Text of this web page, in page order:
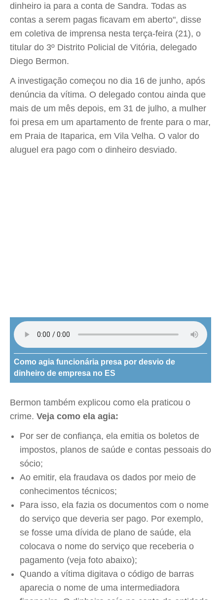
dinheiro ia para a conta de Sandra. Todas as
contas a serem pagas ficavam em aberto", disse
em coletiva de imprensa nesta terça-feira (21), o
titular do 3º Distrito Policial de Vitória, delegado
Diego Bermon.
A investigação começou no dia 16 de junho, após
denúncia da vítima. O delegado contou ainda que
mais de um mês depois, em 31 de julho, a mulher
foi presa em um apartamento de frente para o mar,
em Praia de Itaparica, em Vila Velha. O valor do
aluguel era pago com o dinheiro desviado.
Como agia funcionária presa por desvio de
dinheiro de empresa no ES
Bermon também explicou como ela praticou o
crime. Veja como ela agia:
Por ser de confiança, ela emitia os boletos de
impostos, planos de saúde e contas pessoais do
sócio;
Ao emitir, ela fraudava os dados por meio de
conhecimentos técnicos;
Para isso, ela fazia os documentos com o nome
do serviço que deveria ser pago. Por exemplo,
se fosse uma dívida de plano de saúde, ela
colocava o nome do serviço que receberia o
pagamento (veja foto abaixo);
Quando a vítima digitava o código de barras
aparecia o nome de uma intermediadora